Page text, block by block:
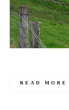
READ MORE